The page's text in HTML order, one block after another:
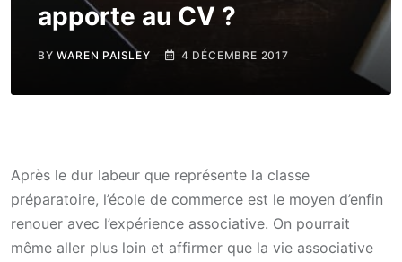
apporte au CV ?
BYWAREN PAISLEY 4 DÉCEMBRE 2017
Après le dur labeur que représente la classe
préparatoire, l’école de commerce est le moyen d’enfin
renouer avec l’expérience associative. On pourrait
même aller plus loin et affirmer que la vie associative